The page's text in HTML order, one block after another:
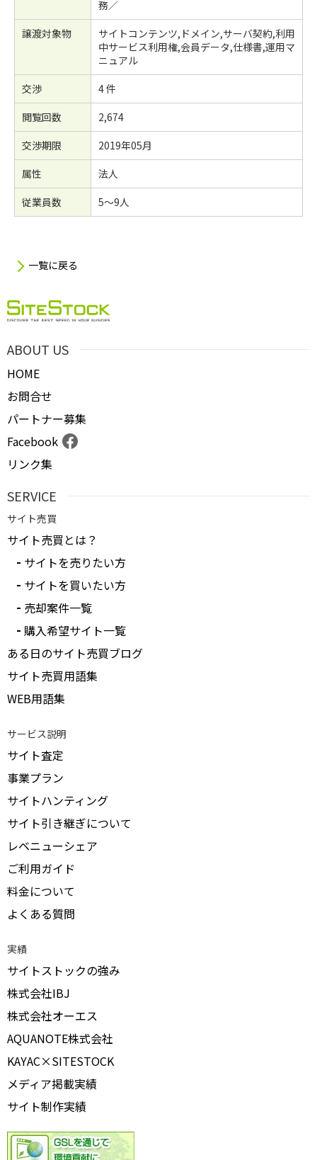
務／
譲渡対象物
サイトコンテンツ,ドメイン,サーバ契約,利用
中サービス利用権,会員データ,仕様書,運用マ
ニュアル
交渉
4 件
閲覧回数
2,674
交渉期限
2019年05月
属性
法人
従業員数
5～9人
一覧に戻る
ABOUT US
HOME
お問合せ
パートナー募集
Facebook
リンク集
SERVICE
サイト売買
サイト売買とは？
サイトを売りたい方
サイトを買いたい方
売却案件一覧
購入希望サイト一覧
ある日のサイト売買ブログ
サイト売買用語集
WEB用語集
サービス説明
サイト査定
事業プラン
サイトハンティング
サイト引き継ぎについて
レベニューシェア
ご利用ガイド
料金について
よくある質問
実績
サイトストックの強み
株式会社IBJ
株式会社オーエス
AQUANOTE株式会社
KAYAC×SITESTOCK
メディア掲載実績
サイト制作実績